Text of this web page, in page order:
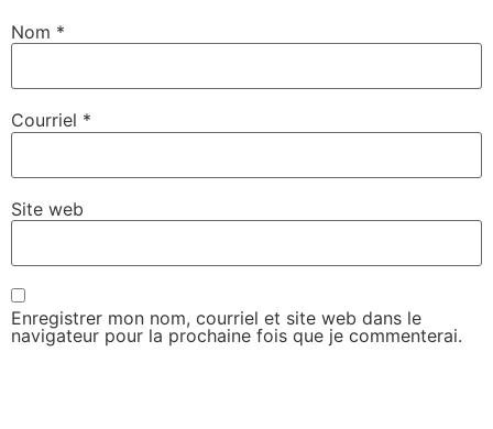
Nom *
Courriel *
Site web
Enregistrer mon nom, courriel et site web dans le
navigateur pour la prochaine fois que je commenterai.